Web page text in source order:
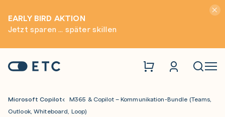
EARLY BIRD AKTION
Jetzt sparen ... später skillen
Startseite: ETC
Microsoft Copilot
M365 & Copilot – Kommunikation-Bundle (Teams,
Outlook, Whiteboard, Loop)